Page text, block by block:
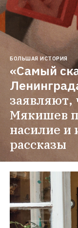
БОЛЬШАЯ ИСТОРИЯ
«Самый
заявляют,
Мякишев
насилие и
рассказы